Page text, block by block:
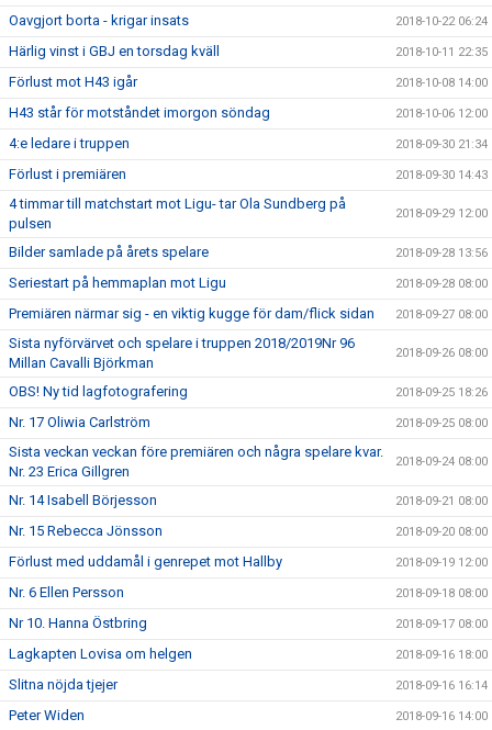
Oavgjort borta - krigar insats 2018-10-22 06:24
Härlig vinst i GBJ en torsdag kväll 2018-10-11 22:35
Förlust mot H43 igår 2018-10-08 14:00
H43 står för motståndet imorgon söndag 2018-10-06 12:00
4:e ledare i truppen 2018-09-30 21:34
Förlust i premiären 2018-09-30 14:43
4 timmar till matchstart mot Ligu- tar Ola Sundberg på
pulsen
2018-09-29 12:00
Bilder samlade på årets spelare 2018-09-28 13:56
Seriestart på hemmaplan mot Ligu 2018-09-28 08:00
Premiären närmar sig - en viktig kugge för dam/flick sidan 2018-09-27 08:00
Sista nyförvärvet och spelare i truppen 2018/2019Nr 96
Millan Cavalli Björkman
2018-09-26 08:00
OBS! Ny tid lagfotografering 2018-09-25 18:26
Nr. 17 Oliwia Carlström 2018-09-25 08:00
Sista veckan veckan före premiären och några spelare kvar.
Nr. 23 Erica Gillgren
2018-09-24 08:00
Nr. 14 Isabell Börjesson 2018-09-21 08:00
Nr. 15 Rebecca Jönsson 2018-09-20 08:00
Förlust med uddamål i genrepet mot Hallby 2018-09-19 12:00
Nr. 6 Ellen Persson 2018-09-18 08:00
Nr 10. Hanna Östbring 2018-09-17 08:00
Lagkapten Lovisa om helgen 2018-09-16 18:00
Slitna nöjda tjejer 2018-09-16 16:14
Peter Widen 2018-09-16 14:00